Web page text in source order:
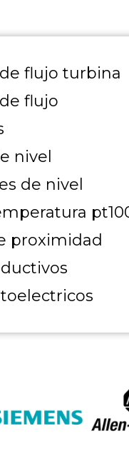
flujo turbina
flujo
nivel
de nivel
proximidad